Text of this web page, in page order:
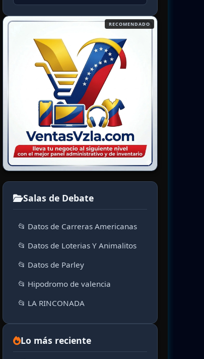
RECOMENDADO
RECOMENDADO
Salas de Debate
📂 Datos de Carreras Americanas
📂 Datos de Loterias Y Animalitos
📂 Datos de Parley
📂 Hipodromo de valencia
📂 LA RINCONADA
Lo más reciente